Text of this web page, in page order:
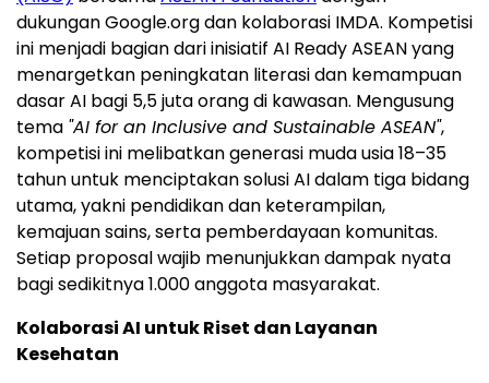
dukungan Google.org dan kolaborasi IMDA. Kompetisi
ini menjadi bagian dari inisiatif AI Ready ASEAN yang
menargetkan peningkatan literasi dan kemampuan
dasar AI bagi 5,5 juta orang di kawasan. Mengusung
tema "AI for an Inclusive and Sustainable ASEAN",
kompetisi ini melibatkan generasi muda usia 18–35
tahun untuk menciptakan solusi AI dalam tiga bidang
utama, yakni pendidikan dan keterampilan,
kemajuan sains, serta pemberdayaan komunitas.
Setiap proposal wajib menunjukkan dampak nyata
bagi sedikitnya 1.000 anggota masyarakat.
Kolaborasi AI untuk Riset dan Layanan
Kesehatan